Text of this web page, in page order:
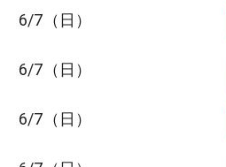
6/7（日）
6/7（日）
6/7（日）